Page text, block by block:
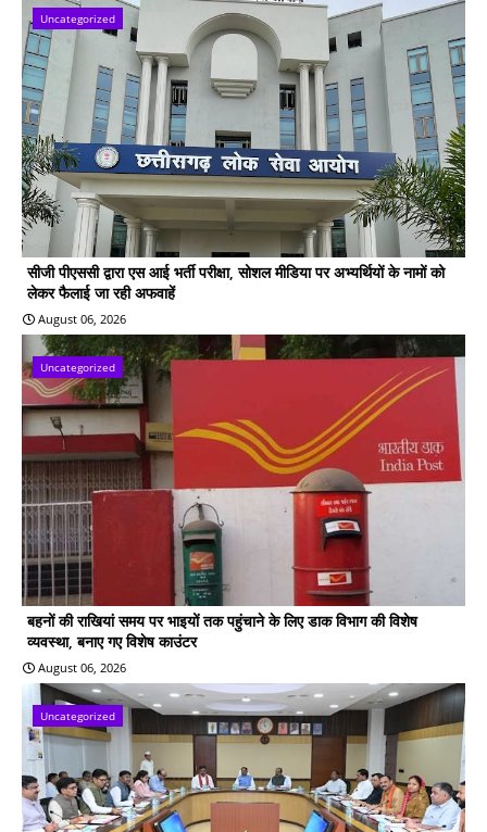
Uncategorized
सीजी पीएससी द्वारा एस आई भर्ती परीक्षा, सोशल मीडिया पर अभ्यर्थियों के नामों को
लेकर फैलाई जा रही अफवाहें
August 06, 2026
Uncategorized
बहनों की राखियां समय पर भाइयों तक पहुंचाने के लिए डाक विभाग की विशेष
व्यवस्था, बनाए गए विशेष काउंटर
August 06, 2026
Uncategorized